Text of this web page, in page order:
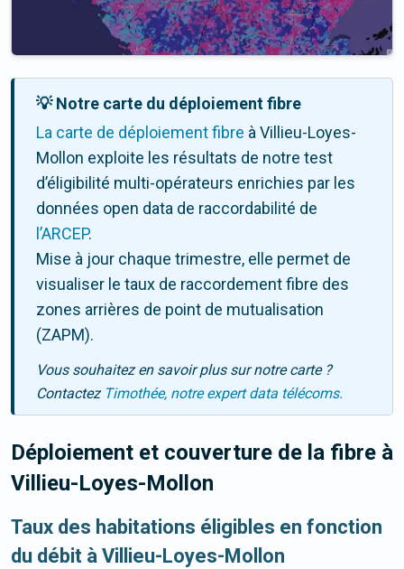
💡 Notre carte du déploiement fibre
La carte de déploiement fibre à Villieu-Loyes-
Mollon exploite les résultats de notre test
d’éligibilité multi-opérateurs enrichies par les
données open data de raccordabilité de
l’ARCEP.
Mise à jour chaque trimestre, elle permet de
visualiser le taux de raccordement fibre des
zones arrières de point de mutualisation
(ZAPM).
Vous souhaitez en savoir plus sur notre carte ?
Contactez Timothée, notre expert data télécoms.
Déploiement et couverture de la fibre à
Villieu-Loyes-Mollon
Taux des habitations éligibles en fonction
du débit à Villieu-Loyes-Mollon